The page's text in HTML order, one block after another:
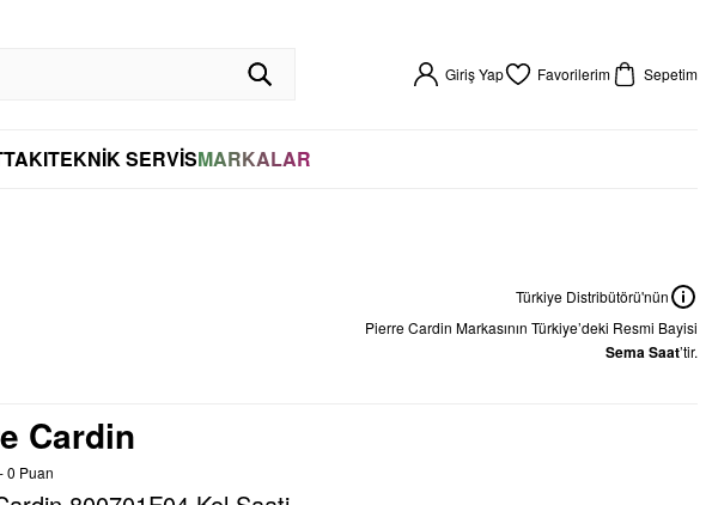
Giriş Yap
Favorilerim Sepetim
TAKITEKNİK SERVİSMARKALAR
Türkiye Distribütörü'nün
Pierre Cardin Markasının Türkiye’deki Resmi Bayisi
Sema Saat’tir.
Cardin
0 Puan